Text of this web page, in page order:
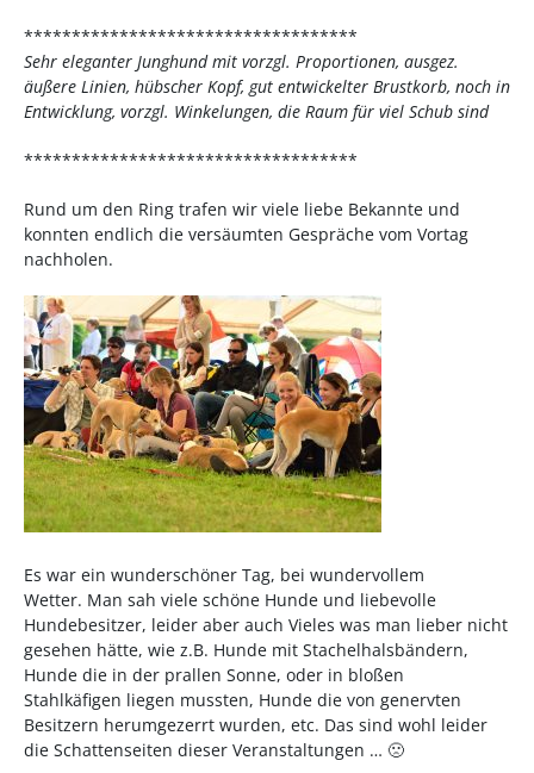
***********************************
Sehr eleganter Junghund mit vorzgl. Proportionen, ausgez.
äußere Linien, hübscher Kopf, gut entwickelter Brustkorb, noch in
Entwicklung, vorzgl. Winkelungen, die Raum für viel Schub sind
***********************************
Rund um den Ring trafen wir viele liebe Bekannte und
konnten endlich die versäumten Gespräche vom Vortag
nachholen.
Es war ein wunderschöner Tag, bei wundervollem
Wetter. Man sah viele schöne Hunde und liebevolle
Hundebesitzer, leider aber auch Vieles was man lieber nicht
gesehen hätte, wie z.B. Hunde mit Stachelhalsbändern,
Hunde die in der prallen Sonne, oder in bloßen
Stahlkäfigen liegen mussten, Hunde die von genervten
Besitzern herumgezerrt wurden, etc. Das sind wohl leider
die Schattenseiten dieser Veranstaltungen … 🙁